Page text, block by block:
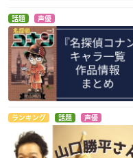
話題 声優
ランキング 話題 声優